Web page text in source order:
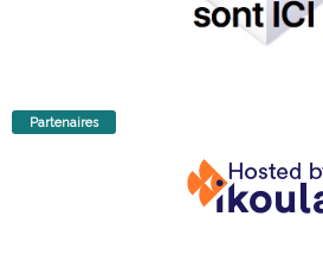
Partenaires